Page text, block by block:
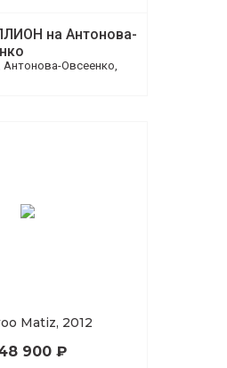
на Антонова-
Овсеенко,
Matiz, 2012
900 ₽